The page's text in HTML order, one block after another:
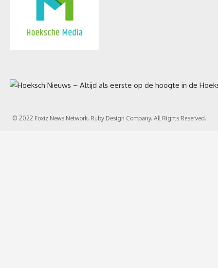
© 2022 Foxiz News Network. Ruby Design Company. All Rights Reserved.